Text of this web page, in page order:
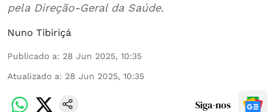
pela Direção-Geral da Saúde.
Nuno Tibiriçá
Publicado a: 28 Jun 2025, 10:35
Atualizado a: 28 Jun 2025, 10:35
Siga-nos